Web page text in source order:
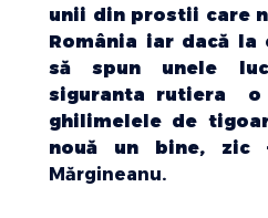
unii din prostii care
România iar dacă
să spun unele
siguranta rutiera o
ghilimelele de
nouă un bine, zic
Mărgineanu.